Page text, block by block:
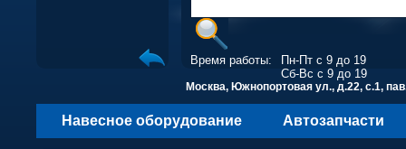
Время работы:
Пн-Пт с 9 до 19
Сб-Вс с 9 до 19
Москва, Южнопортовая ул., д.22, с.1,
Навесное оборудование Автозапчасти